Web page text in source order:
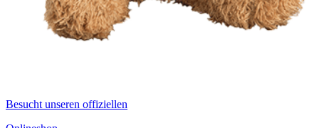
Besucht unseren offiziellen